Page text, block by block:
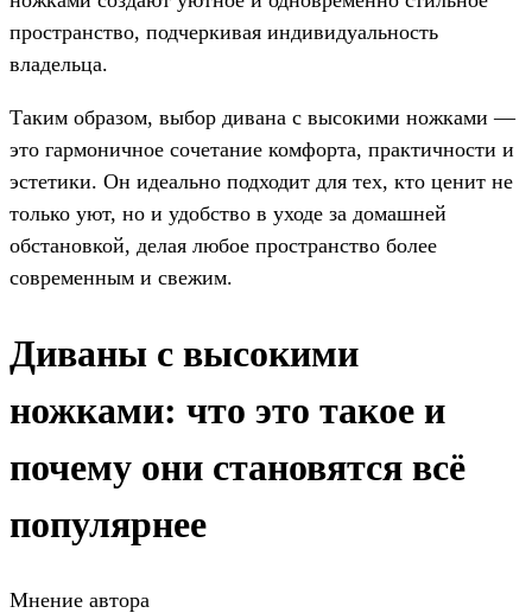
пространство, подчеркивая индивидуальность
владельца.
Таким образом, выбор дивана с высокими ножками —
это гармоничное сочетание комфорта, практичности и
эстетики. Он идеально подходит для тех, кто ценит не
только уют, но и удобство в уходе за домашней
обстановкой, делая любое пространство более
современным и свежим.
Диваны с высокими
ножками: что это такое и
почему они становятся всё
популярнее
Мнение автора